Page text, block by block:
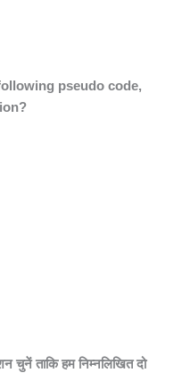
pseudo code,
ताकि हम निम्नलिखित दो